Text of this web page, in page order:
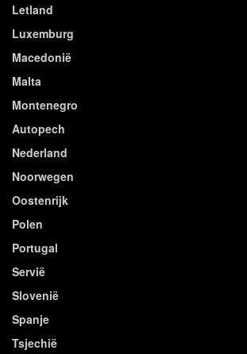
Letland
Luxemburg
Macedonië
Malta
Montenegro
Autopech
Nederland
Noorwegen
Oostenrijk
Polen
Portugal
Servië
Slovenië
Spanje
Tsjechië